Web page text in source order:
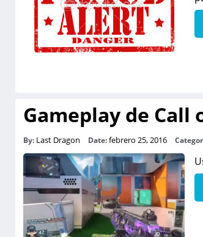
Gameplay de Call
By: Last Dragon Date:febrero 25, 2016